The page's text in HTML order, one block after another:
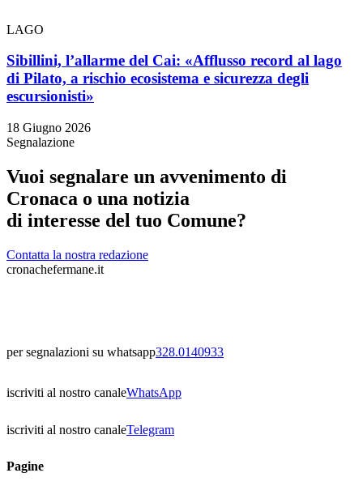
LAGO
Sibillini, l’allarme del Cai: «Afflusso record al lago
di Pilato, a rischio ecosistema e sicurezza degli
escursionisti»
18 Giugno 2026
Segnalazione
Vuoi segnalare un avvenimento di
Cronaca o una notizia
di interesse del tuo Comune?
Contatta la nostra redazione
cronachefermane.it
per segnalazioni su whatsapp328.0140933
iscriviti al nostro canaleWhatsApp
iscriviti al nostro canaleTelegram
Pagine